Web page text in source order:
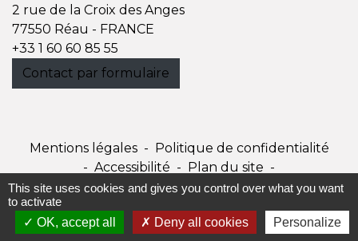
2 rue de la Croix des Anges
77550 Réau - FRANCE
+33 1 60 60 85 55
Contact par formulaire
Mentions légales -
Politique de confidentialité
- Accessibilité - Plan du site -
Gestion des cookies
Site créé en partenariat avec Réseau des Communes
This site uses cookies and gives you control over what you want
to activate
OK, accept all
Deny all cookies Personalize